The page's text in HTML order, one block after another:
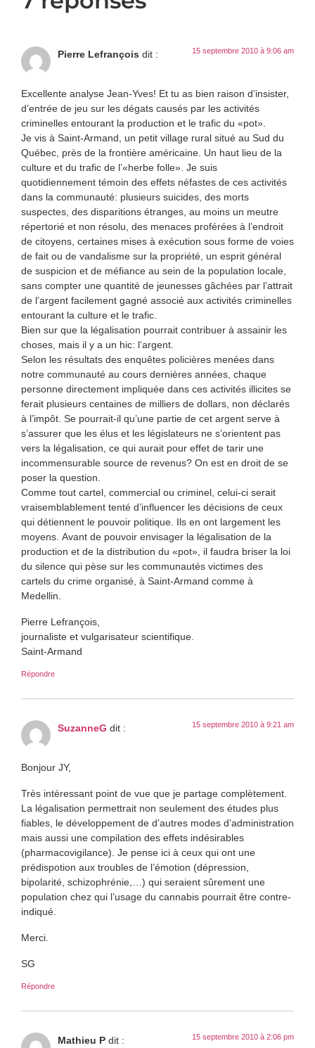
Pierre Lefrançois dit : 15 septembre 2010 à 9:06 am
Excellente analyse Jean-Yves! Et tu as bien raison d’insister,
d’entrée de jeu sur les dégats causés par les activités
criminelles entourant la production et le trafic du «pot».
Je vis à Saint-Armand, un petit village rural situé au Sud du
Québec, près de la frontière américaine. Un haut lieu de la
culture et du trafic de l’«herbe folle». Je suis
quotidiennement témoin des effets néfastes de ces activités
dans la communauté: plusieurs suicides, des morts
suspectes, des disparitions étranges, au moins un meutre
répertorié et non résolu, des menaces proférées à l’endroit
de citoyens, certaines mises à exécution sous forme de voies
de fait ou de vandalisme sur la propriété, un esprit général
de suspicion et de méfiance au sein de la population locale,
sans compter une quantité de jeunesses gâchées par l’attrait
de l’argent facilement gagné associé aux activités criminelles
entourant la culture et le trafic.
Bien sur que la légalisation pourrait contribuer à assainir les
choses, mais il y a un hic: l’argent.
Selon les résultats des enquêtes policières menées dans
notre communauté au cours dernières années, chaque
personne directement impliquée dans ces activités illicites se
ferait plusieurs centaines de milliers de dollars, non déclarés
à l’impôt. Se pourrait-il qu’une partie de cet argent serve à
s’assurer que les élus et les législateurs ne s’orientent pas
vers la légalisation, ce qui aurait pour effet de tarir une
incommensurable source de revenus? On est en droit de se
poser la question.
Comme tout cartel, commercial ou criminel, celui-ci serait
vraisemblablement tenté d’influencer les décisions de ceux
qui détiennent le pouvoir politique. Ils en ont largement les
moyens. Avant de pouvoir envisager la légalisation de la
production et de la distribution du «pot», il faudra briser la loi
du silence qui pèse sur les communautés victimes des
cartels du crime organisé, à Saint-Armand comme à
Medellin.
Pierre Lefrançois,
journaliste et vulgarisateur scientifique.
Saint-Armand
Répondre
SuzanneG dit : 15 septembre 2010 à 9:21 am
Bonjour JY,
Très intéressant point de vue que je partage complètement.
La légalisation permettrait non seulement des études plus
fiables, le développement de d’autres modes d’administration
mais aussi une compilation des effets indésirables
(pharmacovigilance). Je pense ici à ceux qui ont une
prédispotion aux troubles de l’émotion (dépression,
bipolarité, schizophrénie,…) qui seraient sûrement une
population chez qui l’usage du cannabis pourrait être contre-
indiqué.
Merci.
SG
Répondre
Mathieu P dit : 15 septembre 2010 à 2:06 pm